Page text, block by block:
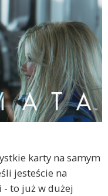
karty na samym
jesteście na
- to już w dużej